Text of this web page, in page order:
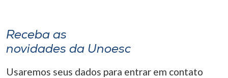
Receba as
novidades da Unoesc
Usaremos seus dados para entrar em contato